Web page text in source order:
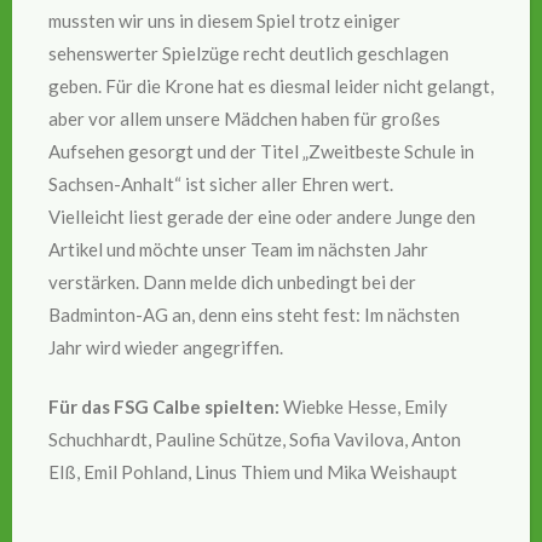
mussten wir uns in diesem Spiel trotz einiger
sehenswerter Spielzüge recht deutlich geschlagen
geben. Für die Krone hat es diesmal leider nicht gelangt,
aber vor allem unsere Mädchen haben für großes
Aufsehen gesorgt und der Titel „Zweitbeste Schule in
Sachsen-Anhalt“ ist sicher aller Ehren wert.
Vielleicht liest gerade der eine oder andere Junge den
Artikel und möchte unser Team im nächsten Jahr
verstärken. Dann melde dich unbedingt bei der
Badminton-AG an, denn eins steht fest: Im nächsten
Jahr wird wieder angegriffen.
Für das FSG Calbe spielten: Wiebke Hesse, Emily
Schuchhardt, Pauline Schütze, Sofia Vavilova, Anton
Elß, Emil Pohland, Linus Thiem und Mika Weishaupt